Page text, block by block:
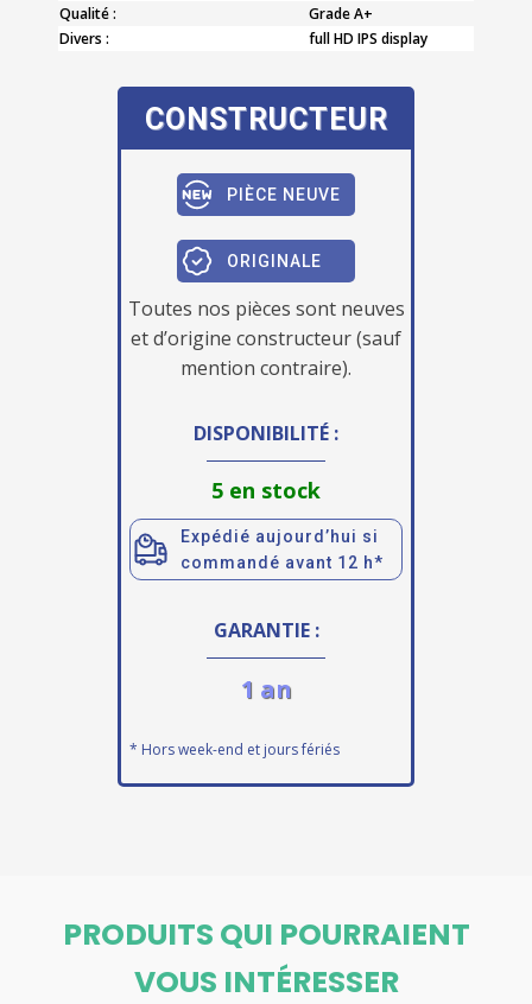
Qualité :
Grade A+
Divers :
full HD IPS display
CONSTRUCTEUR
PIÈCE NEUVE
ORIGINALE
Toutes nos pièces sont neuves
et d’origine constructeur (sauf
mention contraire).
DISPONIBILITÉ :
5 en stock
Expédié aujourd’hui si
commandé avant 12 h*
GARANTIE :
1 an
* Hors week-end et jours fériés
PRODUITS QUI POURRAIENT
VOUS INTÉRESSER